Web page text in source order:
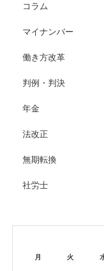
コラム
マイナンバー
働き方改革
判例・判決
年金
法改正
無期転換
社労士
月
火